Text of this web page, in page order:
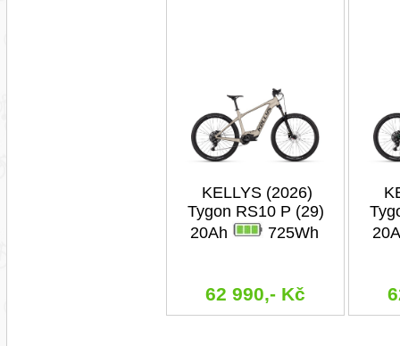
KELLYS (2026)
Tygon RS10 P (29)
20Ah
725Wh
62 990,- Kč